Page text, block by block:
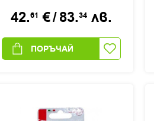
42.61 €/83.34 лв.
ПОРЪЧАЙ